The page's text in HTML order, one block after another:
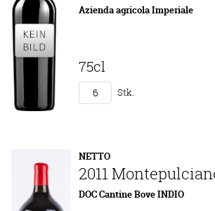
Azienda agricola Imperiale
75cl
Stk.
NETTO
2011
DOC Cantine Bove INDIO